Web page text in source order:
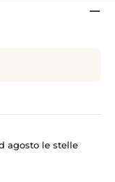
agosto le stelle